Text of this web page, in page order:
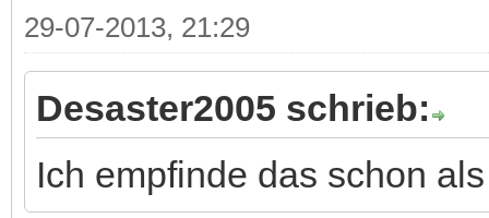
29-07-2013, 21:29
Desaster2005 schrieb:
Ich empfinde das schon